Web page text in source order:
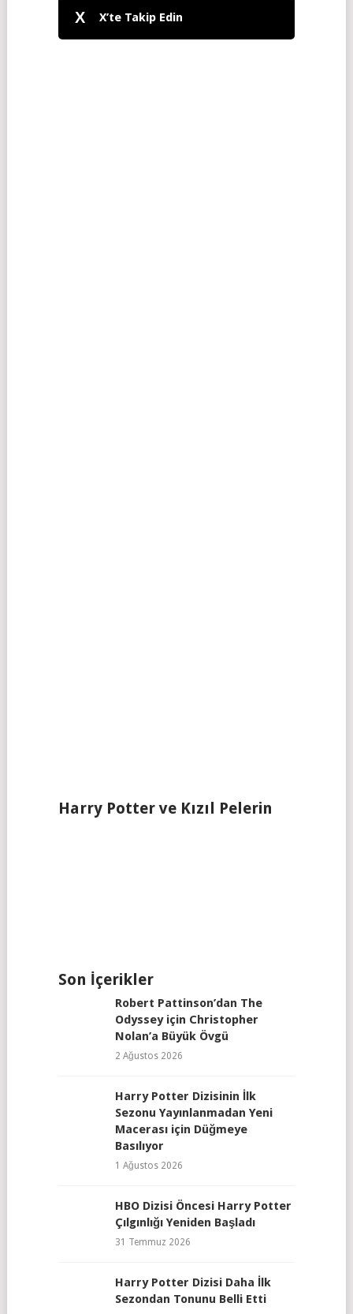
X X’te Takip Edin
Harry Potter ve Kızıl Pelerin
Son İçerikler
Robert Pattinson’dan The
Odyssey için Christopher
Nolan’a Büyük Övgü
2 Ağustos 2026
Harry Potter Dizisinin İlk
Sezonu Yayınlanmadan Yeni
Macerası için Düğmeye
Basılıyor
1 Ağustos 2026
HBO Dizisi Öncesi Harry Potter
Çılgınlığı Yeniden Başladı
31 Temmuz 2026
Harry Potter Dizisi Daha İlk
Sezondan Tonunu Belli Etti